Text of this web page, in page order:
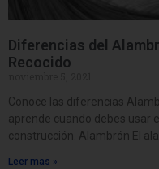
Diferencias del
Recocido
Conoce las diferencias
aprende cuando debes usar
construcción. Alambrón El
Leer mas »